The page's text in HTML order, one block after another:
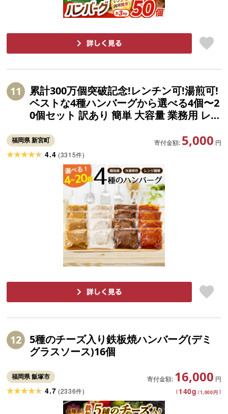
11
累計300万個突破記念!レンチン可!湯煎可!
ベストな4種ハンバーグから選べる4個〜2
0個セット 訳あり 簡単 大容量 業務用 レト
4種セット[北海道・沖縄・離島へ配送不
可]
福岡県 新宮町 寄付金額: 5,000 円
4.4 (3315件)
12
5種のチーズ入り鉄板焼ハンバーグ(デミ
グラスソース)16個
福岡県 飯塚市 寄付金額: 16,000 円
( 140g /1,000円 )
4.7 (2336件)